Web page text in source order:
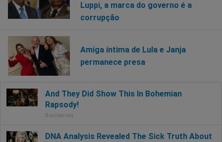
Luppi, a marca do governo é a
corrupção
Amiga íntima de Lula e Janja
permanece presa